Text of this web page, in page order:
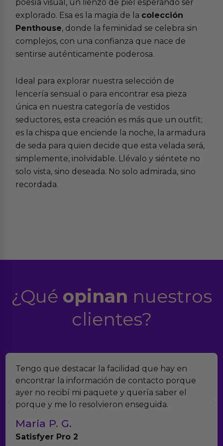
poesía visual, un lienzo de piel esperando ser
explorado. Esa es la magia de la colección
Penthouse, donde la feminidad se celebra sin
complejos, con una confianza que nace de
sentirse auténticamente poderosa.
Ideal para explorar nuestra selección de
lencería sensual o para encontrar esa pieza
única en nuestra categoría devestidos
seductores, esta creación es más que un outfit;
es la chispa que enciende la noche, la armadura
de seda para quien decide que esta velada será,
simplemente, inolvidable. Llévalo y siéntete no
solo vista, sino deseada. No solo admirada, sino
recordada.
¿Qué opinan nuestros
clientes?
Tengo que destacar la facilidad que hay en
encontrar la información de contacto porque
ayer no recibí mi paquete y quería saber el
porque y me lo resolvieron enseguida.
Maria P. G.
Satisfyer Pro 2